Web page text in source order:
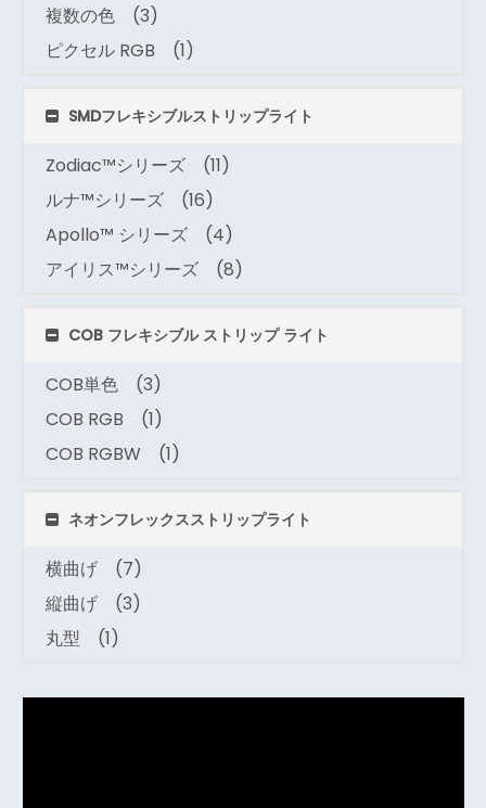
複数の色
(3)
ピクセル RGB
(1)
SMDフレキシブルストリップライト
Zodiac™シリーズ
(11)
ルナ™シリーズ
(16)
Apollo™ シリーズ
(4)
アイリス™シリーズ
(8)
COB フレキシブル ストリップ ライト
COB単色
(3)
COB RGB
(1)
COB RGBW
(1)
ネオンフレックスストリップライト
横曲げ
(7)
縦曲げ
(3)
丸型
(1)